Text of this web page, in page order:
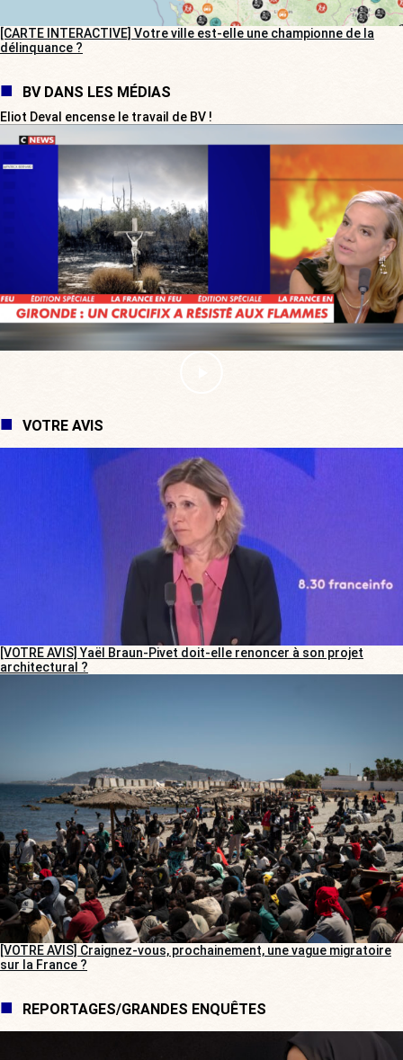
[CARTE INTERACTIVE] Votre ville est-elle une championne de la
délinquance ?
BV DANS LES MÉDIAS
Eliot Deval encense le travail de BV !
VOTRE AVIS
[VOTRE AVIS] Yaël Braun-Pivet doit-elle renoncer à son projet
architectural ?
[VOTRE AVIS] Craignez-vous, prochainement, une vague migratoire
sur la France ?
REPORTAGES/GRANDES ENQUÊTES